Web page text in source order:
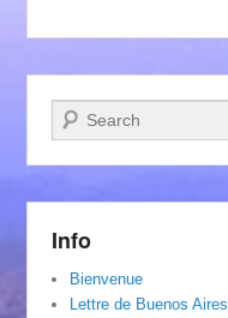
Recherche
Info
Bienvenue
Lettre de Buenos Aires